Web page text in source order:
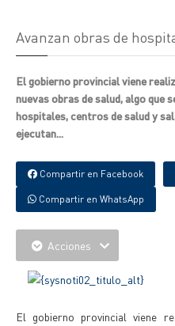
Avanzan obras de
El gobierno provincial viene
nuevas obras de salud, algo que
hospitales, centros de salud y
ejecutan...
Compartir en Facebook
Compartir en WhatsApp
Acciones
El gobierno provincial viene